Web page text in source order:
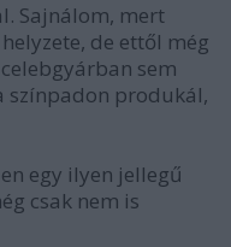
Sajnálom, mert
de ettől még
sem
színpadon produkál,
egy ilyen jellegű
csak nem is